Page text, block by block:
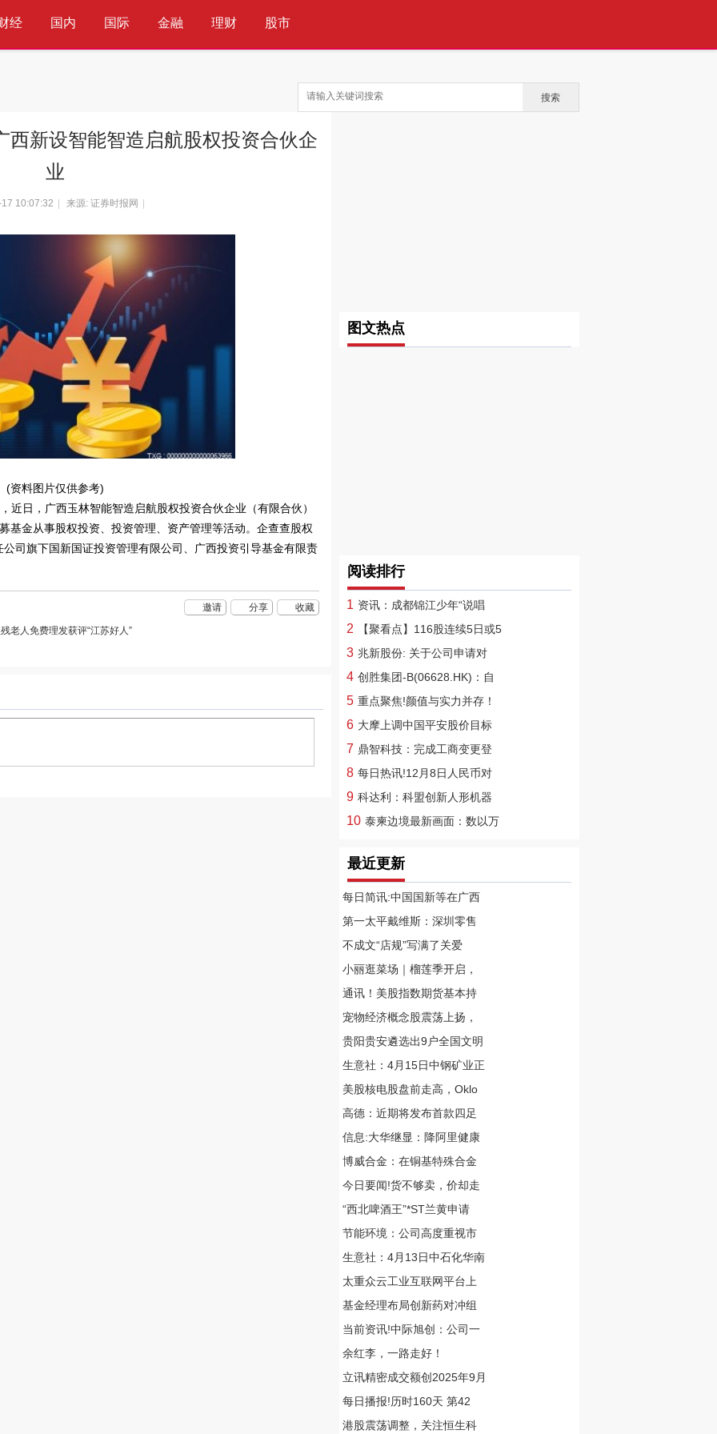
经 国内 国际 金融 理财 股市
搜索
西新设智能智造启航股权投资合伙企
业
10:07:32 来源: 证券时报网
(资料图片仅供参考)
近日，广西玉林智能智造启航股权投资合伙企业（有限合伙）
基金从事股权投资、投资管理、资产管理等活动。企查查股权
司旗下国新国证投资管理有限公司、广西投资引导基金有限责
收藏
分享
邀请
老人免费理发获评“江苏好人”
图文热点
阅读排行
1 资讯：成都锦江少年“说唱
2 【聚看点】116股连续5日或5
3 兆新股份: 关于公司申请对
4 创胜集团-B(06628.HK)：自
5 重点聚焦!颜值与实力并存！
6 大摩上调中国平安股价目标
7 鼎智科技：完成工商变更登
8 每日热讯!12月8日人民币对
9 科达利：科盟创新人形机器
10 泰柬边境最新画面：数以万
最近更新
每日简讯:中国国新等在广西
第一太平戴维斯：深圳零售
不成文“店规”写满了关爱
小丽逛菜场｜榴莲季开启，
通讯！美股指数期货基本持
宠物经济概念股震荡上扬，
贵阳贵安遴选出9户全国文明
生意社：4月15日中钢矿业正
美股核电股盘前走高，Oklo
高德：近期将发布首款四足
信息:大华继显：降阿里健康
博威合金：在铜基特殊合金
今日要闻!货不够卖，价却走
“西北啤酒王”*ST兰黄申请
节能环境：公司高度重视市
生意社：4月13日中石化华南
太重众云工业互联网平台上
基金经理布局创新药对冲组
当前资讯!中际旭创：公司一
余红李，一路走好！
立讯精密成交额创2025年9月
每日播报!历时160天 第42
港股震荡调整，关注恒生科